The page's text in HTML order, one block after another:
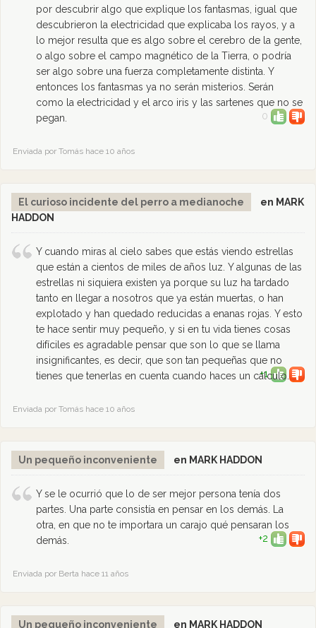
por descubrir algo que explique los fantasmas, igual que
descubrieron la electricidad que explicaba los rayos, y a
lo mejor resulta que es algo sobre el cerebro de la gente,
o algo sobre el campo magnético de la Tierra, o podría
ser algo sobre una fuerza completamente distinta. Y
entonces los fantasmas ya no serán misterios. Serán
como la electricidad y el arco iris y las sartenes que no se
pegan.
0
Enviada por Tomás hace 10 años
El curioso incidente del perro a medianoche
en MARK
HADDON
Y cuando miras al cielo sabes que estás viendo estrellas
que están a cientos de miles de años luz. Y algunas de las
estrellas ni siquiera existen ya porque su luz ha tardado
tanto en llegar a nosotros que ya están muertas, o han
explotado y han quedado reducidas a enanas rojas. Y esto
te hace sentir muy pequeño, y si en tu vida tienes cosas
difíciles es agradable pensar que son lo que se llama
insignificantes, es decir, que son tan pequeñas que no
tienes que tenerlas en cuenta cuando haces un cálculo.
+1
Enviada por Tomás hace 10 años
Un pequeño inconveniente en MARK HADDON
Y se le ocurrió que lo de ser mejor persona tenía dos
partes. Una parte consistía en pensar en los demás. La
otra, en que no te importara un carajo qué pensaran los
demás.
+2
Enviada por Berta hace 11 años
Un pequeño inconveniente en MARK HADDON